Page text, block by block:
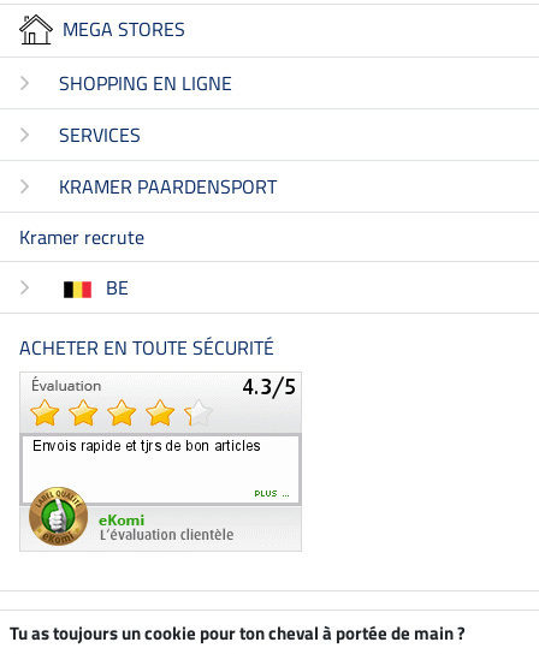
MEGA STORES
SHOPPING EN LIGNE
SERVICES
KRAMER PAARDENSPORT
Kramer recrute
BE
ACHETER EN TOUTE SÉCURITÉ
Boutique climatiquement
Tu as toujours un cookie pour ton cheval à portée de main ?